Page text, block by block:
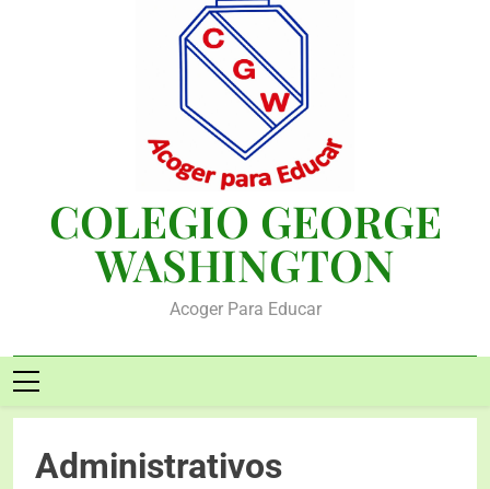
COLEGIO GEORGE
WASHINGTON
Acoger Para Educar
Administrativos